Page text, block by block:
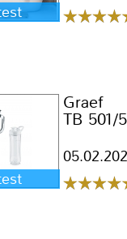
Graef
TB 501/